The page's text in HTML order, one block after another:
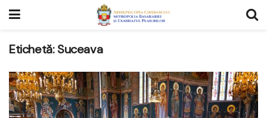
Etichetă:Suceava